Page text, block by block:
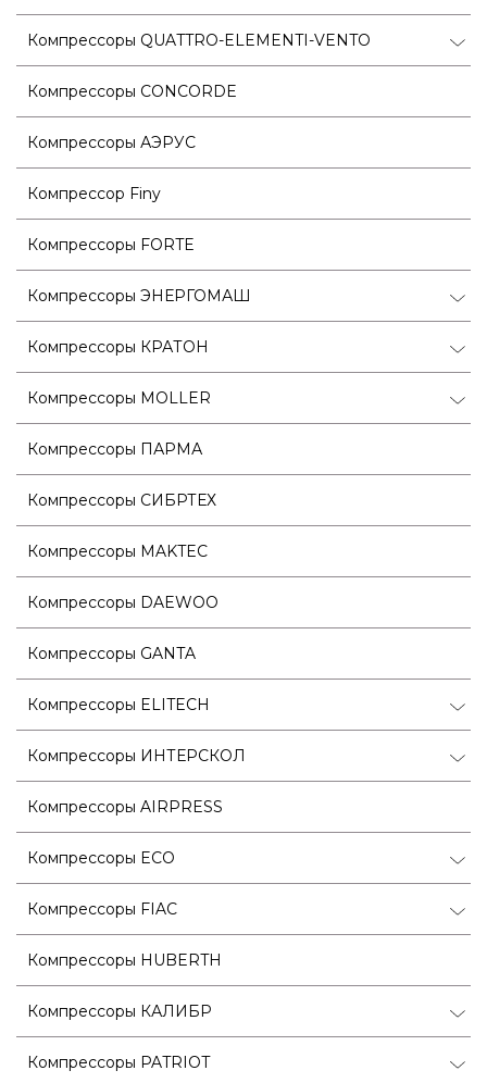
Компрессоры QUATTRO-ELEMENTI-VENTO
Компрессоры CONCORDE
Компрессоры АЭРУС
Компрессор Finy
Компрессоры FORTE
Компрессоры ЭНЕРГОМАШ
Компрессоры КРАТОН
Компрессоры MOLLER
Компрессоры ПАРМА
Компрессоры СИБРТЕХ
Компрессоры MAKTEC
Компрессоры DAEWOO
Компрессоры GANTA
Компрессоры ELITECH
Компрессоры ИНТЕРСКОЛ
Компрессоры AIRPRESS
Компрессоры ECO
Компрессоры FIAC
Компрессоры HUBERTH
Компрессоры КАЛИБР
Компрессоры PATRIOT